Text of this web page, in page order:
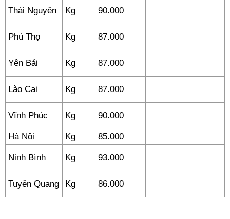
Thái Nguyên Kg 90.000
Phú Thọ Kg 87.000
Yên Bái Kg 87.000
Lào Cai Kg 87.000
Vĩnh Phúc Kg 90.000
Hà Nội Kg 85.000
Ninh Bình Kg 93.000
Tuyên Quang Kg 86.000